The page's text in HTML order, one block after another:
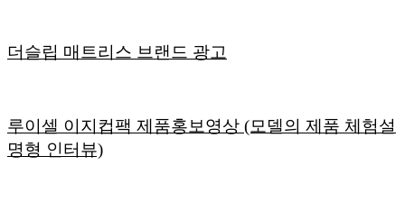
더슬립 매트리스 브랜드 광고
루이셀 이지컵팩 제품홍보영상 (모델의 제품 체험설
명형 인터뷰)